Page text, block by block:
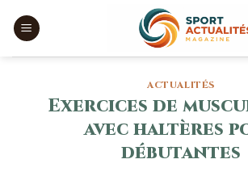
ACTUALITÉS
Exercices de
avec haltères
débutantes